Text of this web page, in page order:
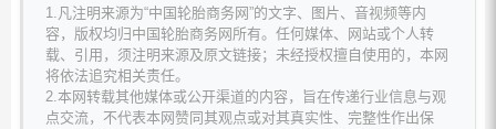
1.凡注明来源为“中国轮胎商务网”的文字、图片、音视频等内
容，版权均归中国轮胎商务网所有。任何媒体、网站或个人转
载、引用，须注明来源及原文链接；未经授权擅自使用的，本网
将依法追究相关责任。
2.本网转载其他媒体或公开渠道的内容，旨在传递行业信息与观
点交流，不代表本网赞同其观点或对其真实性、完整性作出保